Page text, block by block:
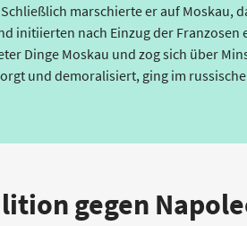
marschierte er auf Moskau,
initiierten nach Einzug der
Dinge Moskau und zog sich über
und demoralisiert, ging im
gegen